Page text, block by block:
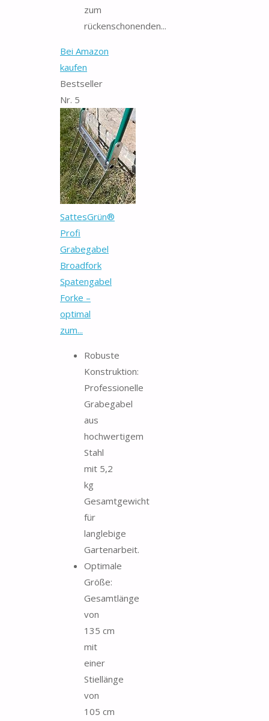
zum
rückenschonenden...
Bei Amazon
kaufen
Bestseller
Nr. 5
SattesGrün®
Profi
Grabegabel
Broadfork
Spatengabel
Forke –
optimal
zum...
Robuste
Konstruktion:
Professionelle
Grabegabel
aus
hochwertigem
Stahl
mit 5,2
kg
Gesamtgewicht
für
langlebige
Gartenarbeit.
Optimale
Größe:
Gesamtlänge
von
135 cm
mit
einer
Stiellänge
von
105 cm